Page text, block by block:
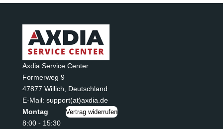
Axdia Service Center
Formerweg 9
47877 Willich
Deutschland
E-Mail: support(at)axdia.de
Montag
8:00 - 15:30
Vertrag widerrufen